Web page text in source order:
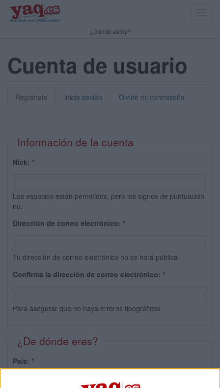
¿Dónde estoy?
Cuenta de usuario
Regístrate inicia sesión Olvidé mi contraseña
Información de la cuenta
Nick: *
Los espacios están permitidos, pero los signos de puntuación
no.
Dirección de correo electrónico: *
Tu dirección de correo electrónico no se hará pública.
Confirma la dirección de correo electrónico: *
Para asegurar que no haya errores tipográficos
¿De dónde eres?
País: *